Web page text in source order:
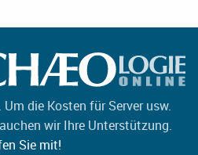
die Kosten für Server usw.
wir Ihre Unterstützung.
Sie mit!